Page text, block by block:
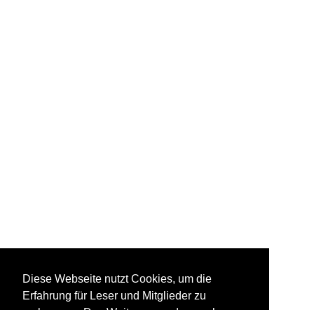
Diese Webseite nutzt Cookies, um die
Erfahrung für Leser und Mitglieder zu